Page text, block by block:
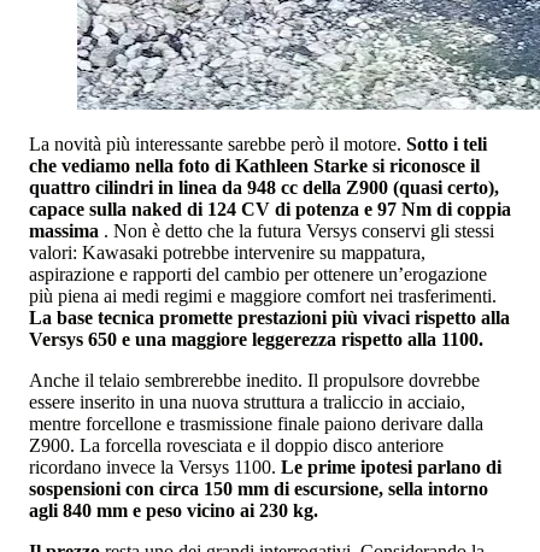
La novità più interessante sarebbe però il motore. Sotto i teli
che vediamo nella foto di Kathleen Starke si riconosce il
quattro cilindri in linea da 948 cc della Z900 (quasi certo),
capace sulla naked di 124 CV di potenza e 97 Nm di coppia
massima . Non è detto che la futura Versys conservi gli stessi
valori: Kawasaki potrebbe intervenire su mappatura,
aspirazione e rapporti del cambio per ottenere un’erogazione
più piena ai medi regimi e maggiore comfort nei trasferimenti.
La base tecnica promette prestazioni più vivaci rispetto alla
Versys 650 e una maggiore leggerezza rispetto alla 1100.
Anche il telaio sembrerebbe inedito. Il propulsore dovrebbe
essere inserito in una nuova struttura a traliccio in acciaio,
mentre forcellone e trasmissione finale paiono derivare dalla
Z900. La forcella rovesciata e il doppio disco anteriore
ricordano invece la Versys 1100. Le prime ipotesi parlano di
sospensioni con circa 150 mm di escursione, sella intorno
agli 840 mm e peso vicino ai 230 kg.